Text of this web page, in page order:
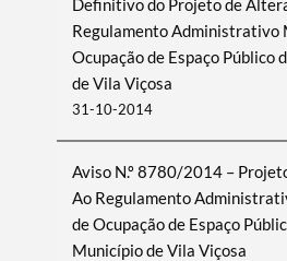
Definitivo do Projeto de
Regulamento Administrativo
Ocupação de Espaço Público
de Vila Viçosa
31-10-2014
Aviso N.º 8780/2014 –
Ao Regulamento
de Ocupação de Espaço
Município de Vila Viçosa